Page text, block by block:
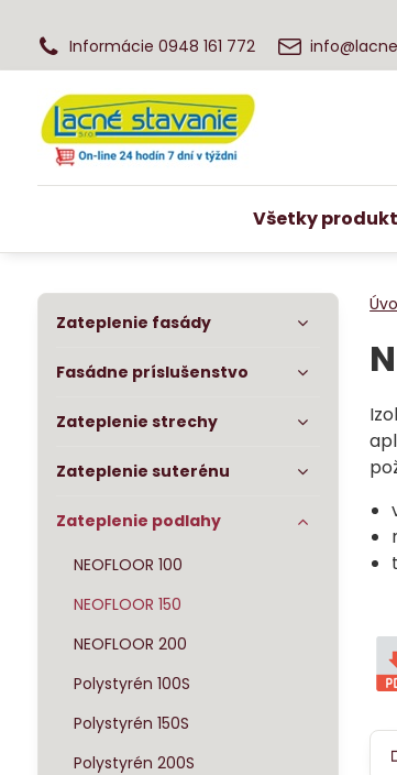
Informácie 0948 161 772
Všetky
Zateplenie fasády
Fasádne príslušenstvo
Zateplenie strechy
Zateplenie suterénu
Zateplenie podlahy
NEOFLOOR 100
NEOFLOOR 150
NEOFLOOR 200
Polystyrén 100S
Polystyrén 150S
Polystyrén 200S